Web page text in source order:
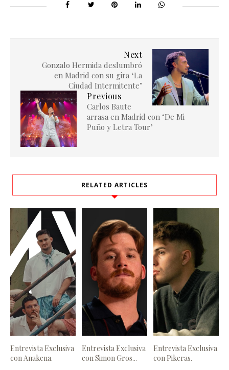
Next
Gonzalo Hermida deslumbró
en Madrid con su gira ‘La
Ciudad Intermitente’
Previous
Carlos Baute
arrasa en Madrid con ‘De Mi
Puño y Letra Tour’
RELATED ARTICLES
Entrevista Exclusiva
con Anakena.
Entrevista Exclusiva
con Simon Gros...
Entrevista Exclusiva
con Pikeras.